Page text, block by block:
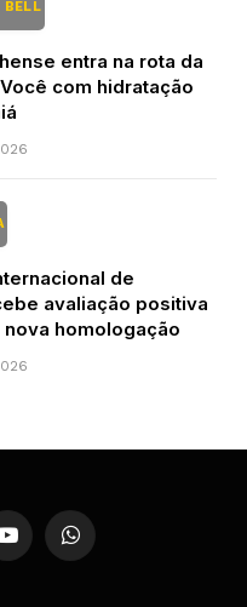
BELL
entra na rota da
com hidratação
de
avaliação positiva
nova homologação
YouTubeWhatsApp